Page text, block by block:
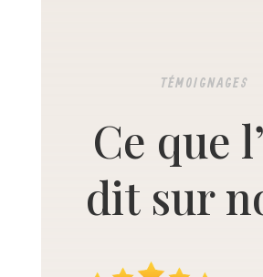
TÉMOIGNAGES
Ce que
dit sur